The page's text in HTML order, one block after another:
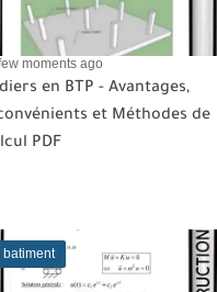
moments ago
en BTP - Avantages,
et Méthodes de
PDF
batiment